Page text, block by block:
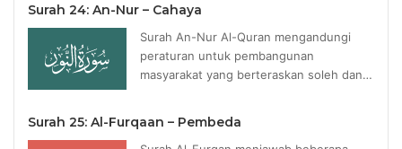
Surah 24: An-Nur – Cahaya
Surah An-Nur Al-Quran mengandungi
peraturan untuk pembangunan
masyarakat yang berteraskan soleh dan…
Surah 25: Al-Furqaan – Pembeda